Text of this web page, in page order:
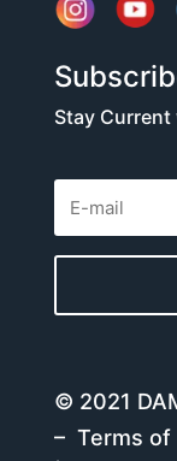
Stay
© 2021
– Terms of